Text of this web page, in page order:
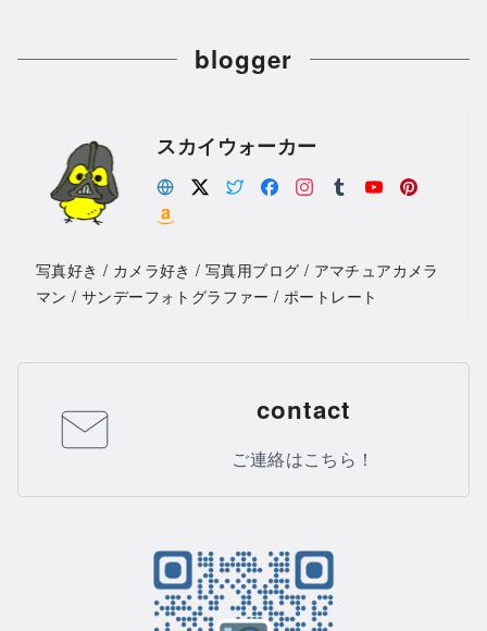
blogger
スカイウォーカー
写真好き / カメラ好き / 写真用ブログ / アマチュアカメラ
マン / サンデーフォトグラファー / ポートレート
contact
ご連絡はこちら！